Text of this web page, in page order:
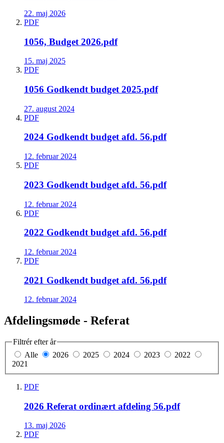
22. maj 2026
PDF
1056, Budget 2026.pdf
15. maj 2025
PDF
1056 Godkendt budget 2025.pdf
27. august 2024
PDF
2024 Godkendt budget afd. 56.pdf
12. februar 2024
PDF
2023 Godkendt budget afd. 56.pdf
12. februar 2024
PDF
2022 Godkendt budget afd. 56.pdf
12. februar 2024
PDF
2021 Godkendt budget afd. 56.pdf
12. februar 2024
Afdelingsmøde - Referat
Filtrér efter år
Alle
2026 2025 2024 2023
2022
2021
PDF
2026 Referat ordinært afdeling 56.pdf
13. maj 2026
PDF